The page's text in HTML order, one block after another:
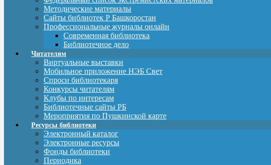
Методические материалы
Сайты библиотек Р Башкоростан
Профессиональные журналы онлайн
Современная библиотека
Библиотечное дело
Читателям
Виртуальные выставки
Мобильное приложение НЭБ Свет
Спроси библиотекаря
Конкурсы читателям
Клубы по интересам
Библиотечные сайты РБ
Мероприятия по Пушкинской карте
Ресурсы библиотеки
Электронный каталог
Электронные ресурсы
Фонды библиотеки
Периодика